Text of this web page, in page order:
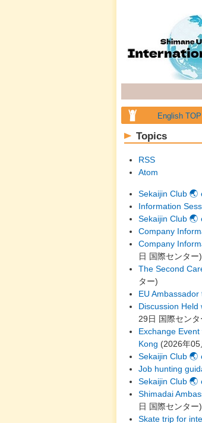
English TOP
Topics
RSS
Atom
Sekaijin Club 🌏
Information
Sekaijin Club 🌏
Company
Company
日 国際センター)
The Second
ター)
EU
Discussion
29日 国際センタ
Exchange
Kong (2026年05
Sekaijin Club 🌏
Job hunting
Sekaijin Club 🌏
Shimadai
日 国際センター)
Skate trip for